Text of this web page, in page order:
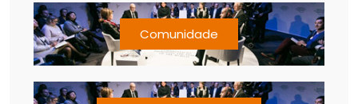
Comunidade